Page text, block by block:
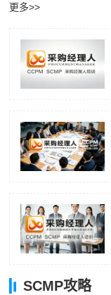
更多>>
SCMP攻略